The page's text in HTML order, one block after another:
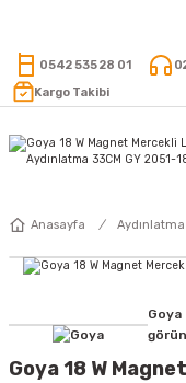
0542 535 28 01
Kargo Takibi
Anasayfa Aydınlatma
Goya 18 W